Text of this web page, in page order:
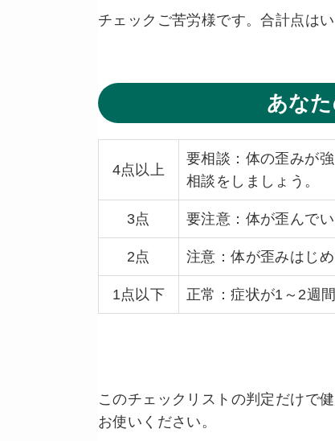
チェックご苦労様です。合計点は
あな
4点以上
要相談 ：体の歪みが
相談をしましょう。
3点 要注意 ：体が歪んで
2点 注意 ：体が歪みはじ
1点以下 正常 ：症状が1～2週
このチェックリストの判定だけで
お使いください。